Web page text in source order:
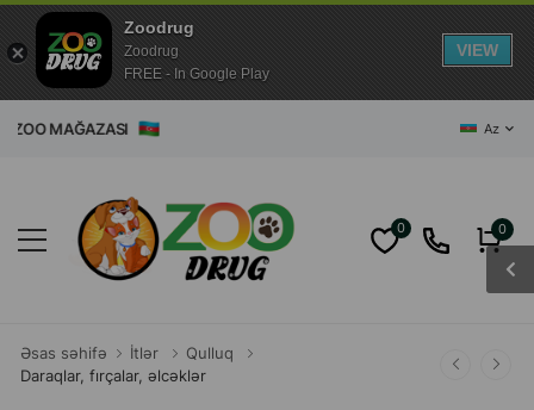
Az
0 0
Əsas səhifə İtlər
Qulluq
Daraqlar, fırçalar, əlcəklər
Zoodrug
Zoodrug
FREE - In Google Play
VIEW